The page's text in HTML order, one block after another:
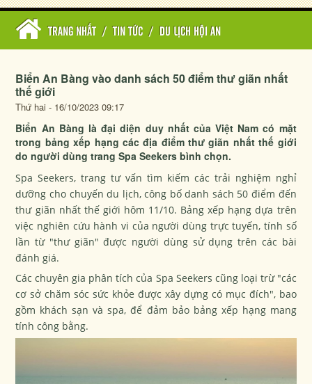
TRANG NHẤT / TIN TỨC / DU LỊCH HỘI AN
Biển An Bàng vào danh sách 50 điểm thư giãn nhất
thế giới
Thứ hai - 16/10/2023 09:17
Biển An Bàng là đại diện duy nhất của Việt Nam có mặt
trong bảng xếp hạng các địa điểm thư giãn nhất thế giới
do người dùng trang Spa Seekers bình chọn.
Spa Seekers, trang tư vấn tìm kiếm các trải nghiệm nghỉ
dưỡng cho chuyến du lịch, công bố danh sách 50 điểm đến
thư giãn nhất thế giới hôm 11/10. Bảng xếp hạng dựa trên
việc nghiên cứu hành vi của người dùng trực tuyến, tính số
lần từ "thư giãn" được người dùng sử dụng trên các bài
đánh giá.
Các chuyên gia phân tích của Spa Seekers cũng loại trừ "các
cơ sở chăm sóc sức khỏe được xây dựng có mục đích", bao
gồm khách sạn và spa, để đảm bảo bảng xếp hạng mang
tính công bằng.